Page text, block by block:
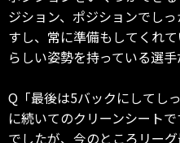
ジション、ポジションでし
すし、常に準備もしてくれ
らしい姿勢を持っている選手
Q「最後は5バックにしてし
に続いてのクリーンシート
でしたが、今のところリー